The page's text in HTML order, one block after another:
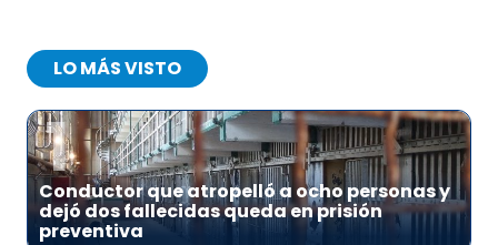
LO MÁS VISTO
1
Conductor que atropelló a ocho personas y
dejó dos fallecidas queda en prisión
preventiva